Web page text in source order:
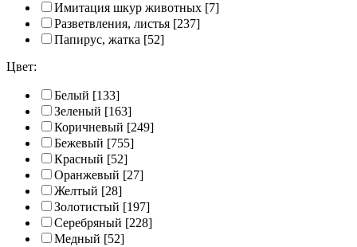
Имитация шкур животных [7]
Разветвления, листья [237]
Папирус, жатка [52]
Цвет:
Белый [133]
Зеленый [163]
Коричневый [249]
Бежевый [755]
Красный [52]
Оранжевый [27]
Желтый [28]
Золотистый [197]
Серебряный [228]
Медный [52]